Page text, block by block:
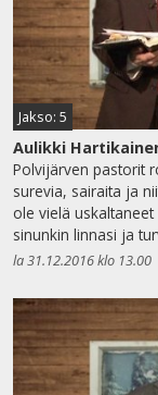
Jakso: 5
Aulikki
Polvijärven pastorit
surevia, sairaita ja
ole vielä
sinunkin linnasi ja
la 31.12.2016 klo 13.00